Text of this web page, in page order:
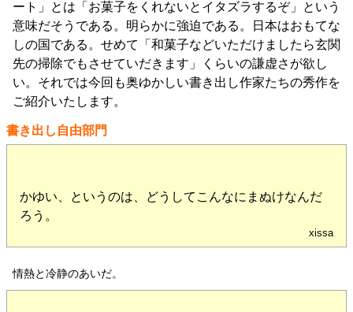
ート」とは「お菓子をくれないとイタズラするぞ」という
意味だそうである。明らかに強迫である。日本はおもてな
しの国である。せめて「和菓子などいただけましたら玄関
先の掃除でもさせていだきます」くらいの謙虚さが欲し
い。それでは今回も奥ゆかしい書き出し作家たちの秀作を
ご紹介いたします。
書き出し自由部門
かゆい、というのは、どうしてこんなにまぬけなんだ
ろう。
xissa
情熱と冷静のあいだ。